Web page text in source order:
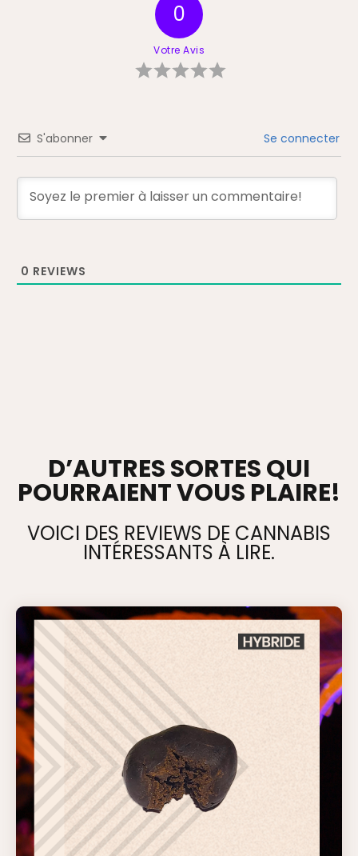
0
Votre Avis
S'abonner Se connecter
0 REVIEWS
D’AUTRES SORTES QUI
POURRAIENT VOUS PLAIRE!
VOICI DES REVIEWS DE CANNABIS
INTÉRESSANTS À LIRE.